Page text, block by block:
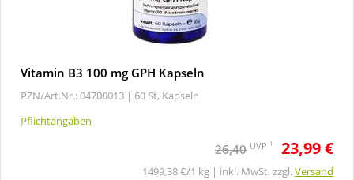
Vitamin B3 100 mg GPH Kapseln
PZN/Art.Nr.: 04700013 | 60 St, Kapseln
Pflichtangaben
26,40 UVP 1 23,99 €
1499,38 €/1 kg | inkl. MwSt. zzgl.Versand